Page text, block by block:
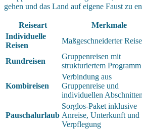
gehen und das Land auf eigene Faust zu
Reiseart Merkmale
Individuelle
Reisen
Maßgeschneiderter
Rundreisen
Gruppenreisen mit
strukturiertem Programm
Kombireisen
Verbindung aus
Gruppenreise und
individuellen Abschnitten
Pauschalurlaub
Sorglos-Paket inklusive
Anreise, Unterkunft und
Verpflegung